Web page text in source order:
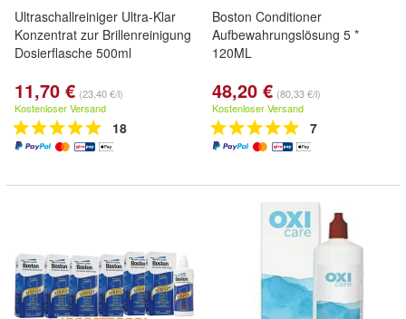
Ultraschallreiniger Ultra-Klar
Konzentrat zur Brillenreinigung
Dosierflasche 500ml
11,70 € (23,40 €/l)
Kostenloser Versand
18
Boston Conditioner
Aufbewahrungslösung 5 *
120ML
48,20 € (80,33 €/l)
Kostenloser Versand
7